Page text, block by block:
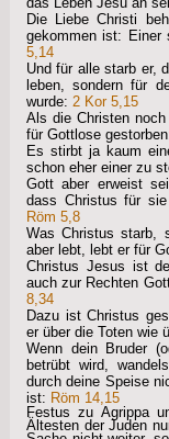
Die Liebe Christi
gekommen ist: Einer
5,14
Und für alle starb er,
leben, sondern für
wurde: 2 Kor 5,15
Als die Christen
für Gottlose
Es stirbt ja kaum
schon eher einer zu
Gott aber erweist
dass Christus für
Röm 5,8
Was Christus starb,
aber lebt, lebt er für
Christus Jesus ist
auch zur Rechten
8,34
Dazu ist Christus
er über die Toten wie
Wenn dein Bruder
betrübt wird,
durch deine Speise
ist: Röm 14,15
Festus zu Agrippa
Ältesten der Juden